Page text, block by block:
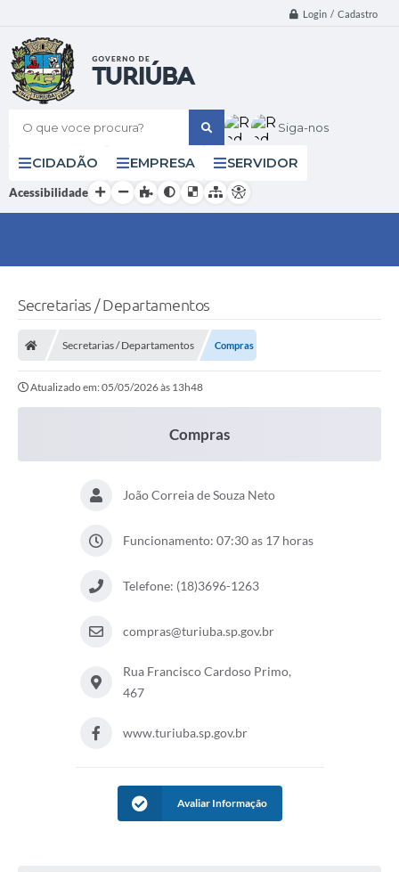
Login / Cadastro
O que voce procura? Siga-nos
CIDADÃO EMPRESA SERVIDOR
Acessibilidade
Secretarias / Departamentos
Secretarias / Departamentos Compras
Atualizado em: 05/05/2026 às 13h48
Compras
João Correia de Souza Neto
Funcionamento: 07:30 as 17 horas
Telefone: (18)3696-1263
compras@turiuba.sp.gov.br
Rua Francisco Cardoso Primo,
467
www.turiuba.sp.gov.br
Avaliar Informação